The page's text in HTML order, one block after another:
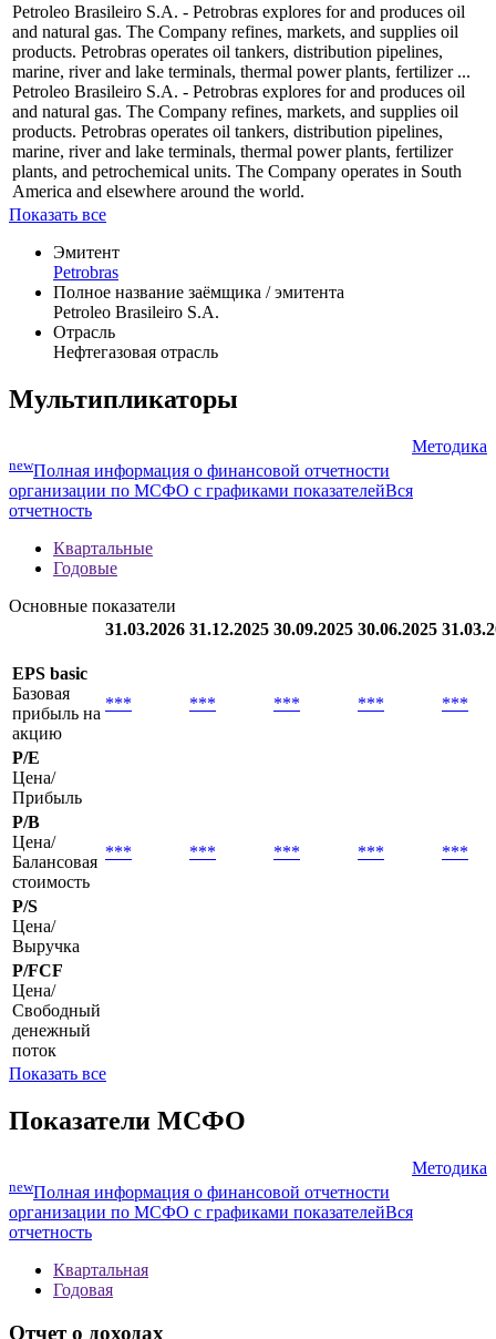
Petroleo Brasileiro S.A. - Petrobras explores for and produces oil
and natural gas. The Company refines, markets, and supplies oil
products. Petrobras operates oil tankers, distribution pipelines,
marine, river and lake terminals, thermal power plants, fertilizer ...
Petroleo Brasileiro S.A. - Petrobras explores for and produces oil
and natural gas. The Company refines, markets, and supplies oil
products. Petrobras operates oil tankers, distribution pipelines,
marine, river and lake terminals, thermal power plants, fertilizer
plants, and petrochemical units. The Company operates in South
America and elsewhere around the world.
Показать все
Эмитент
Petrobras
Полное название заёмщика / эмитента
Petroleo Brasileiro S.A.
Отрасль
Нефтегазовая отрасль
Мультипликаторы
Методика
newПолная информация о финансовой отчетности
организации по МСФО с графиками показателейВся
отчетность
Квартальные
Годовые
Основные показатели
31.03.2026 31.12.2025 30.09.2025 30.06.2025
EPS basic
Базовая
прибыль на
акцию
*** *** *** *** ***
P/E
Цена/
Прибыль
P/B
Цена/
Балансовая
стоимость
*** *** *** *** ***
P/S
Цена/
Выручка
P/FCF
Цена/
Свободный
денежный
поток
Показать все
Показатели МСФО
Методика
newПолная информация о финансовой отчетности
организации по МСФО с графиками показателейВся
отчетность
Квартальная
Годовая
Отчет о доходах